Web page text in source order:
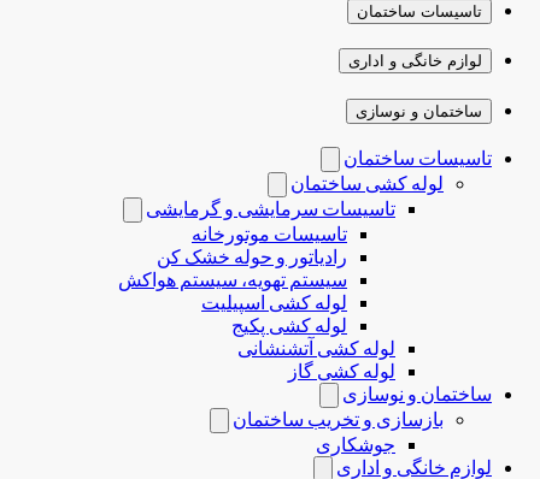
تاسیسات ساختمان
لوازم خانگی و اداری
ساختمان و نوسازی
تاسیسات ساختمان
لوله کشی ساختمان
تاسیسات سرمایشی و گرمایشی
تاسیسات موتورخانه
رادیاتور و حوله خشک کن
سیستم تهویه، سیستم هواکش
لوله کشی اسپیلیت
لوله کشی پکیج
لوله کشی آتشنشانی
لوله کشی گاز
ساختمان و نوسازی
بازسازی و تخریب ساختمان
جوشکاری
لوازم خانگی و اداری